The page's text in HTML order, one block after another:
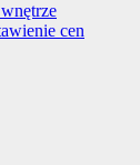
cen